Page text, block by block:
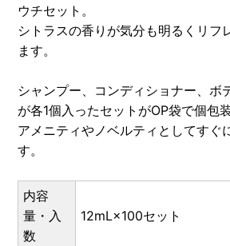
ウチセット。
シトラスの香りが気分も明るくリフ
ます。
シャンプー、コンディショナー、ボ
が各1個入ったセットがOP袋で個包
アメニティやノベルティとしてすぐ
す。
内容
量・入
数
12mL×100セット